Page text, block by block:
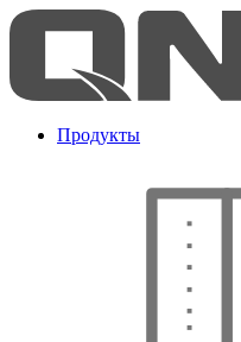
Продукты